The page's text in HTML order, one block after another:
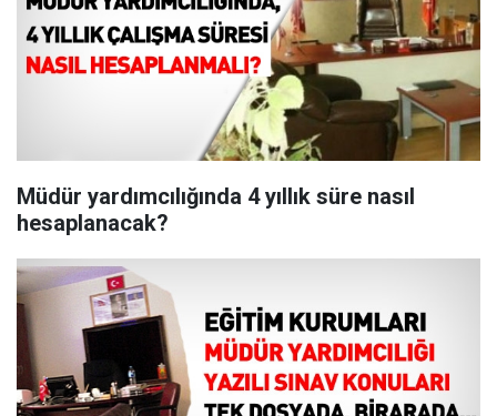
Müdür yardımcılığında 4 yıllık süre nasıl
hesaplanacak?